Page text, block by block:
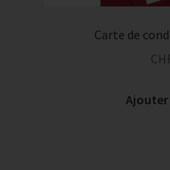
Carte de
Ajouter